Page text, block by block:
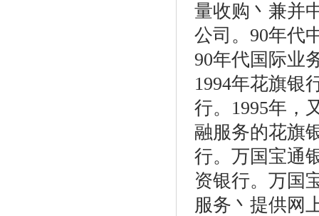
量收购丶兼并
公司。90年代
90年代国际业
1994年花旗银
行。1995年，
融服务的花旗
行。万国宝通
资银行。万国
服务丶提供网